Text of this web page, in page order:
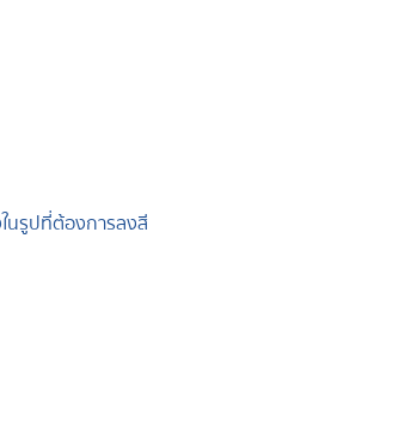
นรูปที่ต้องการลงสี